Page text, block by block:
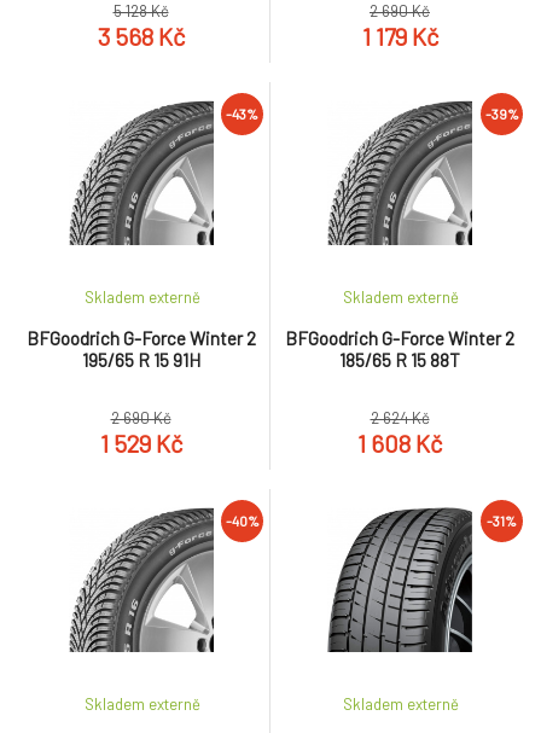
5 128 Kč
3 568 Kč
2 690 Kč
1 179 Kč
-43%
BFGoodrich G-Force Winter 2
195/65 R 15 91H
Skladem externě
2 690 Kč
1 529 Kč
-39%
BFGoodrich G-Force Winter 2
185/65 R 15 88T
Skladem externě
2 624 Kč
1 608 Kč
-40%
Skladem externě
-31%
Skladem externě